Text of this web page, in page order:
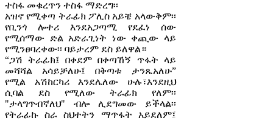
ተስፋ መቁረጥን ተስፋ ማድረግ፡፡
አዝኖ የሚቀጣ ትራፊክ ፖሊስ አይቼ አላውቅም፡፡
የቢንጎ ሎተሪ እንደአጋጣሚ የደፈነ ሰው
የሚሰማው ድል አድራጊነት ነው ቀጪው ላይ
የሚንፀባረቀው፡፡ ባይታረም ደስ ይለዋል።
“ጋሽ ትራፊክ፤ በቀደም በቀጣኸኝ ጥፋት ላይ
መሻሻል አሳይቻለሁ፤ በቅጣቱ ታንጼአለሁ”
የሚል አሽከርካሪ እንደሌለው ሁሉ፣እንደዚህ
ሲባል ደስ የሚለው ትራፊክ የለም፡፡
"ታላግጥብኛለህ" ብሎ ሊደግመው ይችላል፡፡
የትራፊኩ ስራ ስህተትን ማጥፋት አይደለም፤